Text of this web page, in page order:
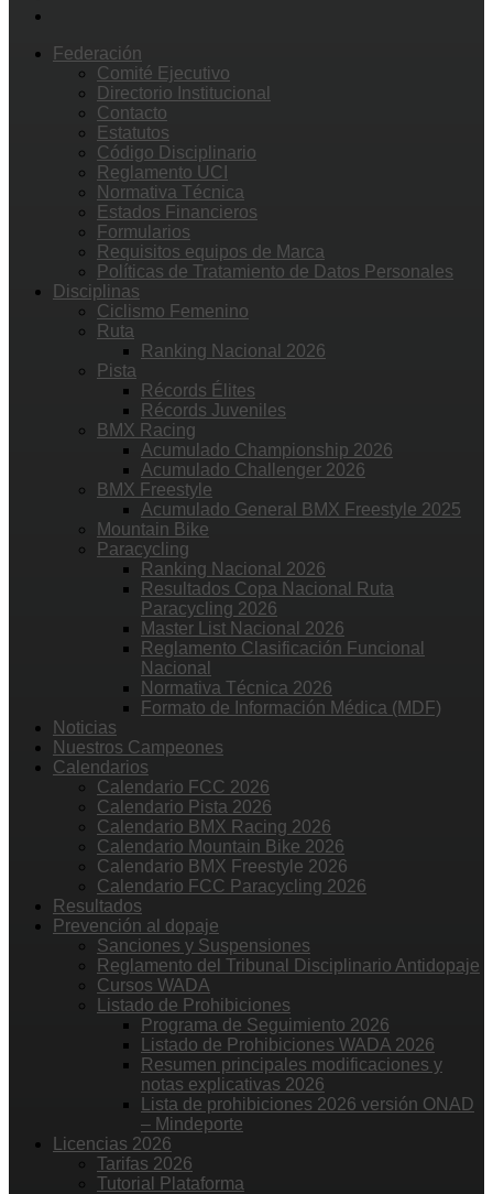
Federación
Comité Ejecutivo
Directorio Institucional
Contacto
Estatutos
Código Disciplinario
Reglamento UCI
Normativa Técnica
Estados Financieros
Formularios
Requisitos equipos de Marca
Políticas de Tratamiento de Datos Personales
Disciplinas
Ciclismo Femenino
Ruta
Ranking Nacional 2026
Pista
Récords Élites
Récords Juveniles
BMX Racing
Acumulado Championship 2026
Acumulado Challenger 2026
BMX Freestyle
Acumulado General BMX Freestyle 2025
Mountain Bike
Paracycling
Ranking Nacional 2026
Resultados Copa Nacional Ruta
Paracycling 2026
Master List Nacional 2026
Reglamento Clasificación Funcional
Nacional
Normativa Técnica 2026
Formato de Información Médica (MDF)
Noticias
Nuestros Campeones
Calendarios
Calendario FCC 2026
Calendario Pista 2026
Calendario BMX Racing 2026
Calendario Mountain Bike 2026
Calendario BMX Freestyle 2026
Calendario FCC Paracycling 2026
Resultados
Prevención al dopaje
Sanciones y Suspensiones
Reglamento del Tribunal Disciplinario Antidopaje
Cursos WADA
Listado de Prohibiciones
Programa de Seguimiento 2026
Listado de Prohibiciones WADA 2026
Resumen principales modificaciones y
notas explicativas 2026
Lista de prohibiciones 2026 versión ONAD
– Mindeporte
Licencias 2026
Tarifas 2026
Tutorial Plataforma